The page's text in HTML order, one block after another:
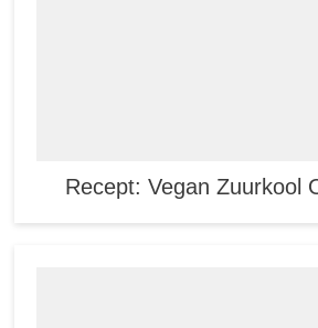
Recept: Vegan Zuurkool